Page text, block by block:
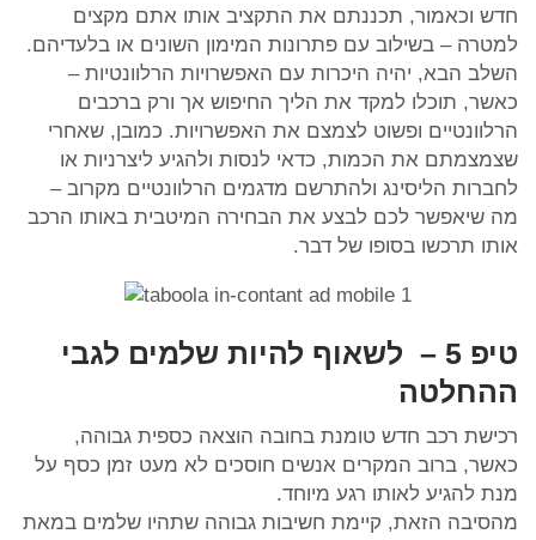
חדש וכאמור, תכננתם את התקציב אותו אתם מקצים
למטרה – בשילוב עם פתרונות המימון השונים או בלעדיהם.
השלב הבא, יהיה היכרות עם האפשרויות הרלוונטיות –
כאשר, תוכלו למקד את הליך החיפוש אך ורק ברכבים
הרלוונטיים ופשוט לצמצם את האפשרויות. כמובן, שאחרי
שצמצמתם את הכמות, כדאי לנסות ולהגיע ליצרניות או
לחברות הליסינג ולהתרשם מדגמים הרלוונטיים מקרוב –
מה שיאפשר לכם לבצע את הבחירה המיטבית באותו הרכב
אותו תרכשו בסופו של דבר.
טיפ 5 – לשאוף להיות שלמים לגבי
ההחלטה
רכישת רכב חדש טומנת בחובה הוצאה כספית גבוהה,
כאשר, ברוב המקרים אנשים חוסכים לא מעט זמן כסף על
מנת להגיע לאותו רגע מיוחד.
מהסיבה הזאת, קיימת חשיבות גבוהה שתהיו שלמים במאת